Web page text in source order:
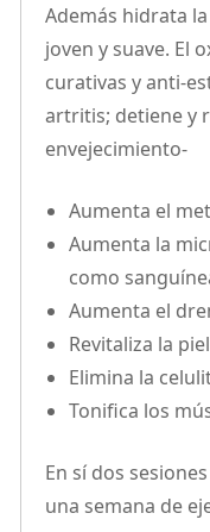
Además hidrata
joven y suave. El
curativas y anti-
artritis; detiene y
envejecimiento-
Aumenta el
Aumenta la
como
Aumenta el
Revitaliza la
Elimina la
Tonifica los
En sí dos
una semana de